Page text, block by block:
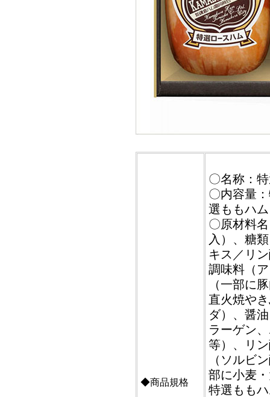
◆商品規格
〇名称：
〇内容量
選ももハ
〇原材料
入）、糖
キス／リ
調味料（
（一部に
直火焼や
ダ）、醤
ラーゲン
等）、リ
（ソルビ
部に小麦
特選もも